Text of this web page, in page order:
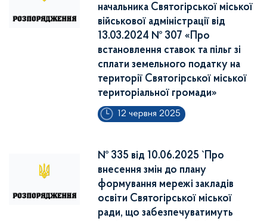
начальника Святогірської міської
військової адміністрації від
13.03.2024 № 307 «Про
встановлення ставок та пільг зі
сплати земельного податку на
території Святогірської міської
територіальної громади»
12 червня 2025
№ 335 від 10.06.2025 `Про
внесення змін до плану
формування мережі закладів
освіти Святогірської міської
ради, що забезпечуватимуть